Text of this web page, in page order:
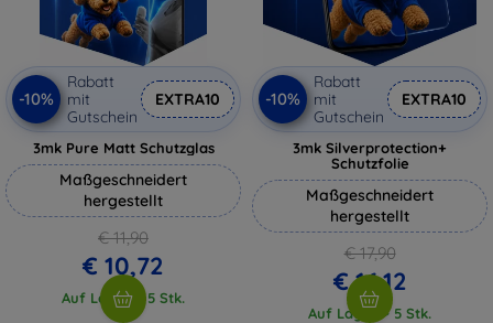
-10%
Rabatt
mit
Gutschein
EXTRA10
3mk Pure Matt Schutzglas
Maßgeschneidert
hergestellt
€ 11,90
€ 10,72
Auf Lager > 5 Stk.
-10%
Rabatt
mit
Gutschein
EXTRA10
3mk Silverprotection+
Schutzfolie
Maßgeschneidert
hergestellt
€ 17,90
€ 16,12
Auf Lager > 5 Stk.